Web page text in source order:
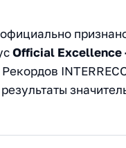
Official Excellence